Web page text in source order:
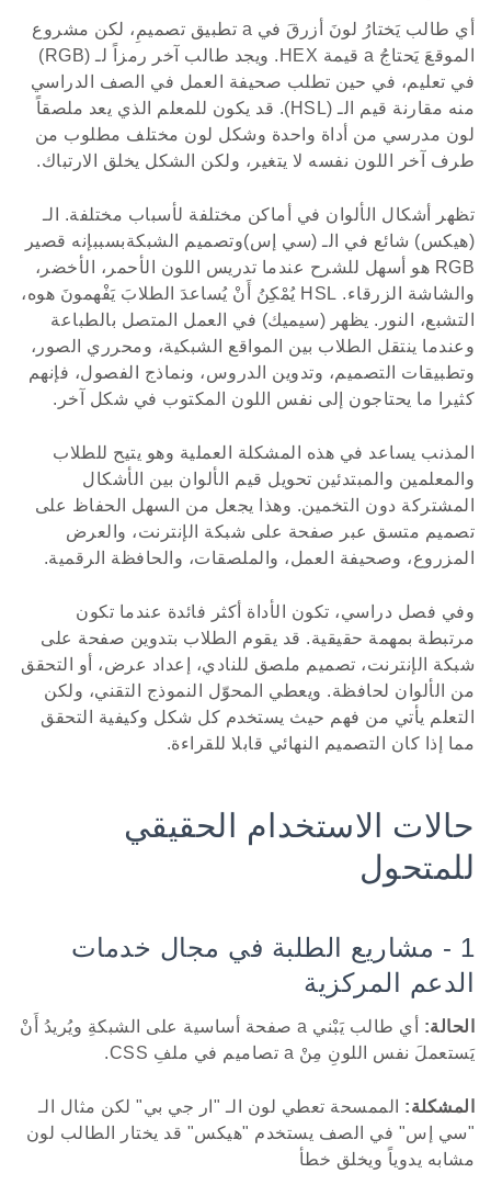
أي طالب يَختارُ لونَ أزرقَ في a تطبيق تصميمِ، لكن مشروع
الموقعَ يَحتاجُ a قيمة HEX. ويجد طالب آخر رمزاً لـ (RGB)
في تعليم، في حين تطلب صحيفة العمل في الصف الدراسي
منه مقارنة قيم الـ (HSL). قد يكون للمعلم الذي يعد ملصقاً
لون مدرسي من أداة واحدة وشكل لون مختلف مطلوب من
طرف آخر اللون نفسه لا يتغير، ولكن الشكل يخلق الارتباك.
تظهر أشكال الألوان في أماكن مختلفة لأسباب مختلفة. الـ
(هيكس) شائع في الـ (سي إس)وتصميم الشبكةبسببإنه قصير
RGB هو أسهل للشرح عندما تدريس اللون الأحمر، الأخضر،
والشاشة الزرقاء. HSL يُمْكِنُ أَنْ يُساعدَ الطلابَ يَفْهمونَ هوه،
التشبع، النور. يظهر (سيميك) في العمل المتصل بالطباعة
وعندما ينتقل الطلاب بين المواقع الشبكية، ومحرري الصور،
وتطبيقات التصميم، وتدوين الدروس، ونماذج الفصول، فإنهم
كثيرا ما يحتاجون إلى نفس اللون المكتوب في شكل آخر.
المذنب يساعد في هذه المشكلة العملية وهو يتيح للطلاب
والمعلمين والمبتدئين تحويل قيم الألوان بين الأشكال
المشتركة دون التخمين. وهذا يجعل من السهل الحفاظ على
تصميم متسق عبر صفحة على شبكة الإنترنت، والعرض
المزروع، وصحيفة العمل، والملصقات، والحافظة الرقمية.
وفي فصل دراسي، تكون الأداة أكثر فائدة عندما تكون
مرتبطة بمهمة حقيقية. قد يقوم الطلاب بتدوين صفحة على
شبكة الإنترنت، تصميم ملصق للنادي، إعداد عرض، أو التحقق
من الألوان لحافظة. ويعطي المحوّل النموذج التقني، ولكن
التعلم يأتي من فهم حيث يستخدم كل شكل وكيفية التحقق
مما إذا كان التصميم النهائي قابلا للقراءة.
حالات الاستخدام الحقيقي
للمتحول
1 - مشاريع الطلبة في مجال خدمات
الدعم المركزية
الحالة:
أي طالب يَبْني a صفحة أساسية على الشبكةِ ويُريدُ أَنْ
يَستعملَ نفس اللونِ مِنْ a تصاميم في ملفِ CSS.
المشكلة: الممسحة تعطي لون الـ "ار جي بي" لكن مثال الـ
"سي إس" في الصف يستخدم "هيكس" قد يختار الطالب لون
مشابه يدوياً ويخلق خطأ